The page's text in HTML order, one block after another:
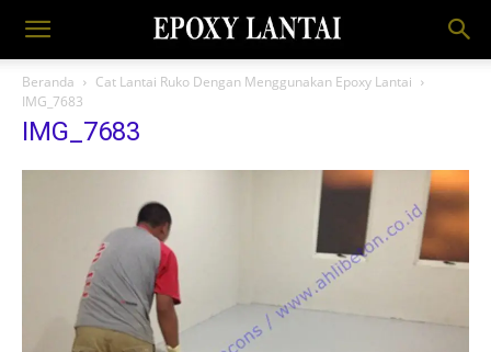
Beranda
Cat Lantai Ruko Dengan Menggunakan Epoxy Lantai
IMG_7683
IMG_7683